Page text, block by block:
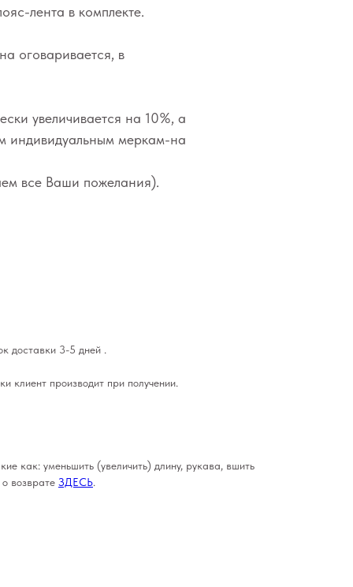
лента в комплекте.
оговаривается, в
увеличивается на 10%, а
индивидуальным меркам-на
все Ваши пожелания).
доставки 3-5 дней .
производит при получении.
как: уменьшить (увеличить) длину, рукава, вшить
возврате ЗДЕСЬ.